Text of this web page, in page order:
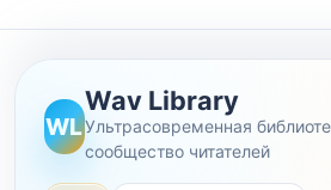
WL
Wav Library
Ультрасовременная
сообщество читателей